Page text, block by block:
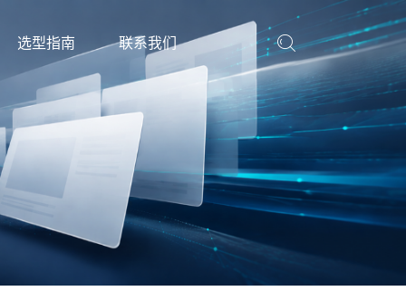
选型指南 联系我们